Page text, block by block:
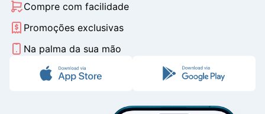
Compre com facilidade
Promoções exclusivas
Na palma da sua mão